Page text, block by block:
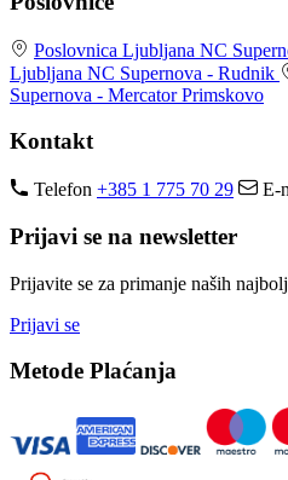
Poslovnica Ljubljana NC
Ljubljana NC Supernova - Rudnik
Supernova - Mercator Primskovo
Kontakt
Telefon +385 1 775 70 29 E-
Prijavi se na newsletter
Prijavite se za primanje naših
Prijavi se
Metode Plaćanja